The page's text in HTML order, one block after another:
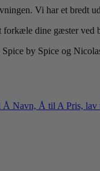
Vi har et bredt
forkæle dine gæster
by Spice og
Å Navn, Å til A Pris, lav